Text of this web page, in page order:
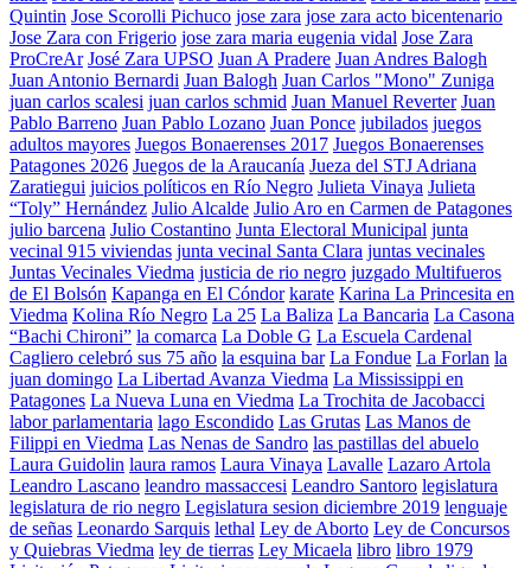
Quintin Jose Scorolli Pichuco jose zara jose zara acto bicentenario
Jose Zara con Frigerio jose zara maria eugenia vidal Jose Zara
ProCreAr José Zara UPSO Juan A Pradere Juan Andres Balogh
Juan Antonio Bernardi Juan Balogh Juan Carlos "Mono" Zuniga
juan carlos scalesi juan carlos schmid Juan Manuel Reverter Juan
Pablo Barreno Juan Pablo Lozano Juan Ponce jubilados juegos
adultos mayores Juegos Bonaerenses 2017 Juegos Bonaerenses
Patagones 2026 Juegos de la Araucanía Jueza del STJ Adriana
Zaratiegui juicios políticos en Río Negro Julieta Vinaya Julieta
“Toly” Hernández Julio Alcalde Julio Aro en Carmen de Patagones
julio barcena Julio Costantino Junta Electoral Municipal junta
vecinal 915 viviendas junta vecinal Santa Clara juntas vecinales
Juntas Vecinales Viedma justicia de rio negro juzgado Multifueros
de El Bolsón Kapanga en El Cóndor karate Karina La Princesita en
Viedma Kolina Río Negro La 25 La Baliza La Bancaria La Casona
“Bachi Chironi” la comarca La Doble G La Escuela Cardenal
Cagliero celebró sus 75 año la esquina bar La Fondue La Forlan la
juan domingo La Libertad Avanza Viedma La Mississippi en
Patagones La Nueva Luna en Viedma La Trochita de Jacobacci
labor parlamentaria lago Escondido Las Grutas Las Manos de
Filippi en Viedma Las Nenas de Sandro las pastillas del abuelo
Laura Guidolin laura ramos Laura Vinaya Lavalle Lazaro Artola
Leandro Lascano leandro massaccesi Leandro Santoro legislatura
legislatura de rio negro Legislatura sesion diciembre 2019 lenguaje
de señas Leonardo Sarquis lethal Ley de Aborto Ley de Concursos
y Quiebras Viedma ley de tierras Ley Micaela libro libro 1979